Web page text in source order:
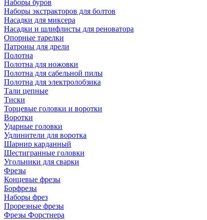
Наборы буров
Наборы экстракторов для болтов
Насадки для миксера
Насадки и шлифлисты для реноватора
Опорные тарелки
Патроны для дрели
Полотна
Полотна для ножовки
Полотна для сабельной пилы
Полотна для электролобзика
Тали цепные
Тиски
Торцевые головки и воротки
Воротки
Ударные головки
Удлинители для воротка
Шарнир карданный
Шестигранные головки
Угольники для сварки
Фрезы
Концевые фрезы
Борфрезы
Наборы фрез
Прорезные фрезы
Фрезы Форстнера